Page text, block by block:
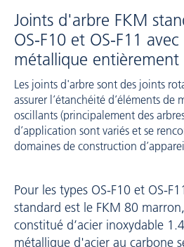
Joints d'arbre FKM
OS-F10 et OS-F11
métallique
Les joints d'arbre sont des joints
assurer l’étanchéité d’éléments de
oscillants (principalement des
d’application sont variés et se
domaines de construction
Pour les types OS-F10 et OS-
standard est le FKM 80
constitué d’acier inoxydable
métallique d'acier au carbone